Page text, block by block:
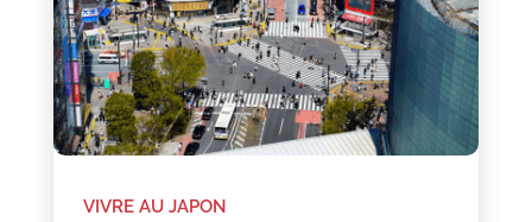
VIVRE AU JAPON